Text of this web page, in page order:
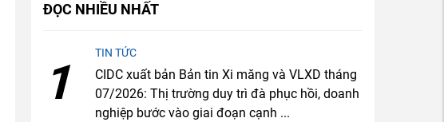
ĐỌC NHIỀU NHẤT
1
TIN TỨC
CIDC xuất bản Bản tin Xi măng và VLXD tháng
07/2026: Thị trường duy trì đà phục hồi, doanh
nghiệp bước vào giai đoạn cạnh ...